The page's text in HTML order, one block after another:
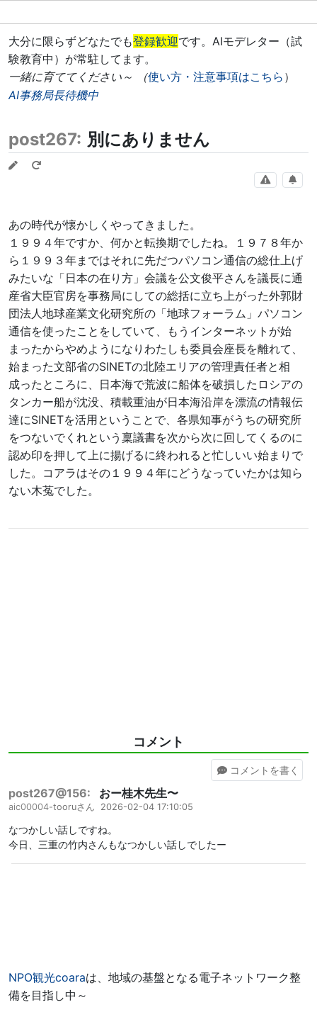
大分に限らずどなたでも登録歓迎です。AIモデレター（試
験教育中）が常駐してます。
一緒に育ててください～ （使い方・注意事項はこちら ）
AI事務局長待機中
post267: 別にありません
あの時代が懐かしくやってきました。
１９９４年ですか、何かと転換期でしたね。１９７８年か
ら１９９３年まではそれに先だつパソコン通信の総仕上げ
みたいな「日本の在り方」会議を公文俊平さんを議長に通
産省大臣官房を事務局にしての総括に立ち上がった外郭財
団法人地球産業文化研究所の「地球フォーラム」パソコン
通信を使ったことをしていて、もうインターネットが始
まったからやめようになりわたしも委員会座長を離れて、
始まった文部省のSINETの北陸エリアの管理責任者と相
成ったところに、日本海で荒波に船体を破損したロシアの
タンカー船が沈没、積載重油が日本海沿岸を漂流の情報伝
達にSINETを活用ということで、各県知事がうちの研究所
をつないでくれという稟議書を次から次に回してくるのに
認め印を押して上に揚げるに終われると忙しいい始まりで
した。コアラはその１９９４年にどうなっていたかは知ら
ない木菟でした。
コメント
コメント を書く
post267@156: おー桂木先生〜
aic00004-tooruさん 2026-02-04 17:10:05
なつかしい話しですね。
今日、三重の竹内さんもなつかしい話しでしたー
NPO観光coaraは、地域の基盤となる電子ネットワーク整
備を目指し中～